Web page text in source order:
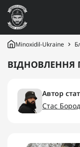
Minoxidil-Ukraine
ВІДНОВЛЕННЯ
Автор
Стас